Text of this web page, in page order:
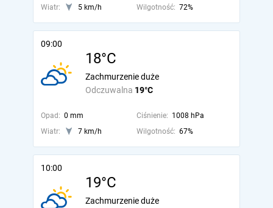
Wiatr:
5 km/h Wilgotność: 72%
09:00
18°C
Odczuwalna 19°C
Zachmurzenie duże
Opad: 0 mm Ciśnienie: 1008 hPa
Wiatr:
7 km/h Wilgotność: 67%
10:00
19°C
Zachmurzenie duże